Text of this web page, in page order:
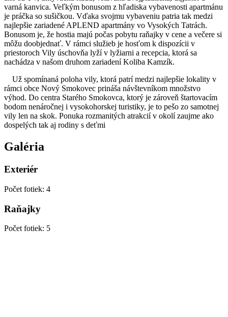
varná kanvica. Veľkým bonusom z hľadiska vybavenosti apartmánu
je práčka so sušičkou. Vďaka svojmu vybaveniu patria tak medzi
najlepšie zariadené APLEND apartmány vo Vysokých Tatrách.
Bonusom je, že hostia majú počas pobytu raňajky v cene a večere si
môžu doobjednať. V rámci služieb je hosťom k dispozícii v
priestoroch Vily úschovňa lyží v lyžiarni a recepcia, ktorá sa
nachádza v našom druhom zariadení Koliba Kamzík.
Už spomínaná poloha vily, ktorá patrí medzi najlepšie lokality v
rámci obce Nový Smokovec prináša návštevníkom množstvo
výhod. Do centra Starého Smokovca, ktorý je zároveň štartovacím
bodom nenáročnej i vysokohorskej turistiky, je to pešo zo samotnej
vily len na skok. Ponuka rozmanitých atrakcií v okolí zaujme ako
dospelých tak aj rodiny s deťmi
Galéria
Exteriér
Počet fotiek: 4
Raňajky
Počet fotiek: 5